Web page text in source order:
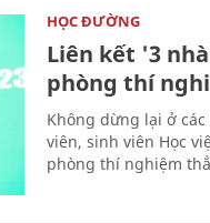
HỌC ĐƯỜNG
Liên kết '3
phòng thí
Không dừng lại ở
viên, sinh viên Học
phòng thí nghiệm